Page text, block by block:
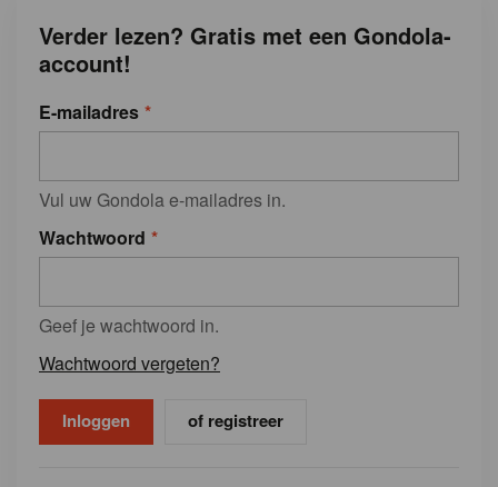
Verder lezen? Gratis met een Gondola-
account!
E-mailadres
Vul uw Gondola e-mailadres in.
Wachtwoord
Geef je wachtwoord in.
Wachtwoord vergeten?
of registreer